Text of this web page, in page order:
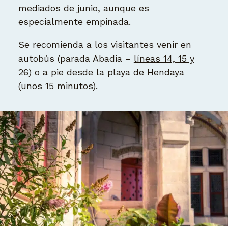
mediados de junio, aunque es
especialmente empinada.
Se recomienda a los visitantes venir en
autobús (parada Abadia – líneas 14, 15 y
26) o a pie desde la playa de Hendaya
(unos 15 minutos).